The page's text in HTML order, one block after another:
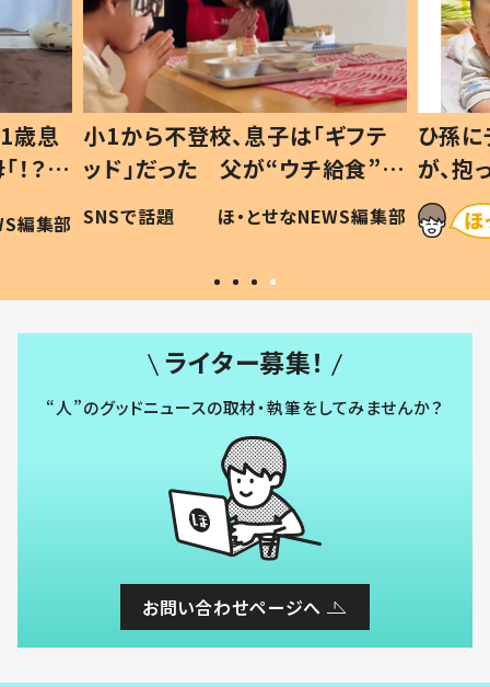
歳息
？」
編集部
小1から不登校、息子は「ギフテ
ッド」だった 父が“ウチ給食”を
作り続ける理由とは #令和の親
#令和の子
SNSで話題 ほ・とせなNEWS編集部
ひ孫
が、
「涙が
い」
ライター募集！
“人”のグッドニュースの取材・執筆をしてみませんか？
お問い合わせページへ